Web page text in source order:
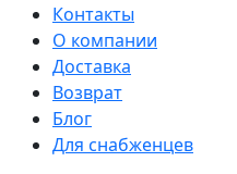
Контакты
О компании
Доставка
Возврат
Блог
Для снабженцев